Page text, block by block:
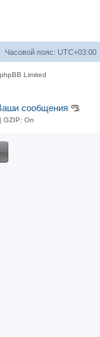
Часовой пояс: UTC+03:00
Limited
сообщенияᎂ
GZIP: On